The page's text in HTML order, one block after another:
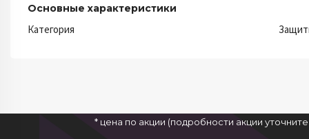
Основные характеристики
Категория
* цена по акции (подробности акции